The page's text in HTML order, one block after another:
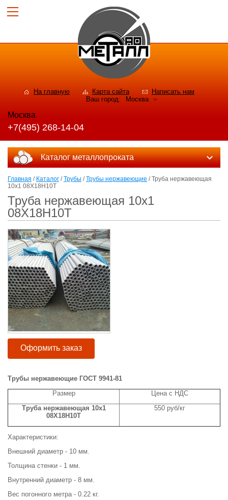
На главную Карта сайта
Написать нам
Ваш город:
Москва
Москва
+7(495) 268-14-04
Каталог металлопроката
Главная / Каталог /Трубы /Трубы нержавеющие / Труба нержавеющая
10х1 08Х18Н10Т
Труба нержавеющая 10х1
08Х18Н10Т
Оформить заказ
Трубы нержавеющие ГОСТ 9941-81
Размер
Цена с НДС
Труба нержавеющая 10х1
08Х18Н10Т
550 руб/кг
Характеристики:
Внешний диаметр - 10 мм.
Толщина стенки - 1 мм.
Внутренний диаметр - 8 мм.
Вес погонного метра - 0.22 кг.